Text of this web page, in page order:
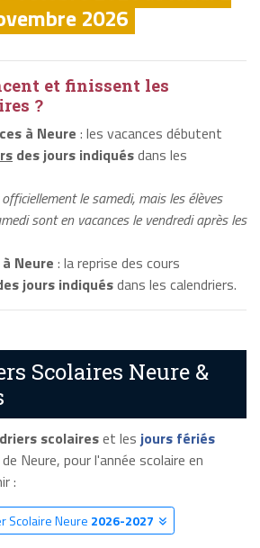
2026
et finissent les
?
à Neure : les vacances débutent
des jours indiquésdans les
le samedi, mais les élèves
sont en vacances le vendredi après les
Neure : la reprise des cours
jours indiquésdans les calendriers.
Scolaires Neure &
scolaireset les jours fériés
Neure, pour l'année scolaire en
:
Scolaire Neure 2026-2027